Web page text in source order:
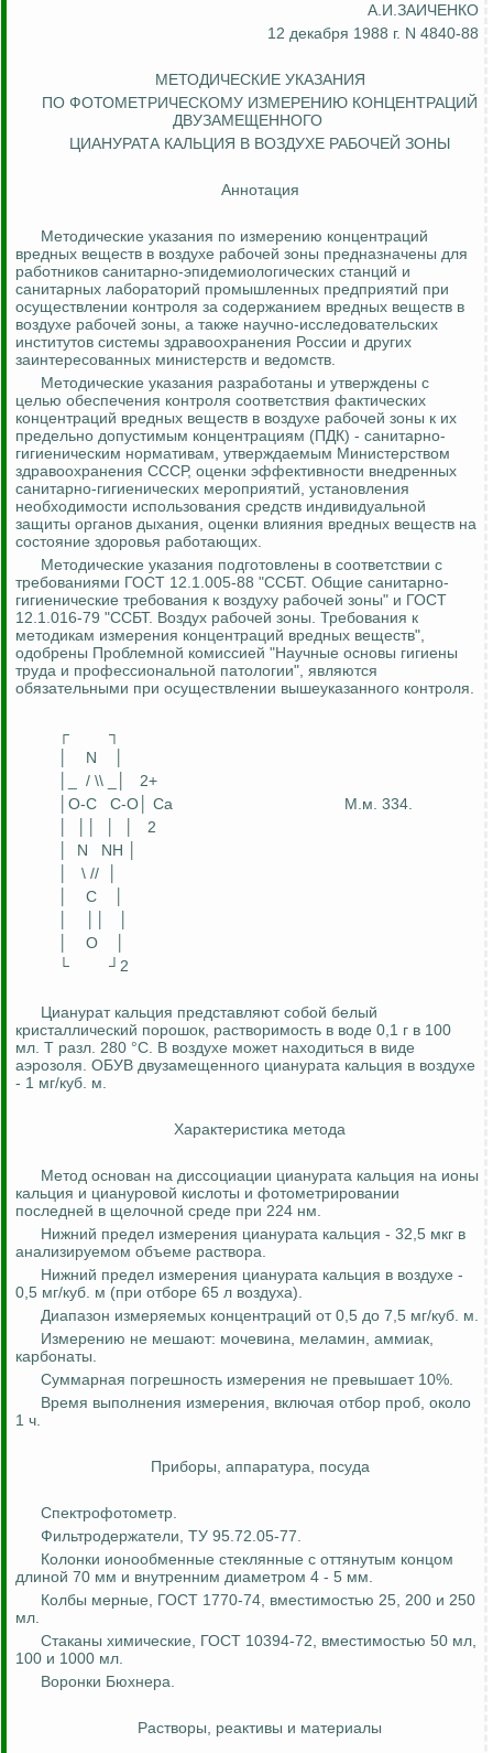
А.И.ЗАИЧЕНКО
12 декабря 1988 г. N 4840-88
МЕТОДИЧЕСКИЕ УКАЗАНИЯ
ПО ФОТОМЕТРИЧЕСКОМУ ИЗМЕРЕНИЮ КОНЦЕНТРАЦИЙ
ДВУЗАМЕЩЕННОГО
ЦИАНУРАТА КАЛЬЦИЯ В ВОЗДУХЕ РАБОЧЕЙ ЗОНЫ
Аннотация
Методические указания по измерению концентраций
вредных веществ в воздухе рабочей зоны предназначены для
работников санитарно-эпидемиологических станций и
санитарных лабораторий промышленных предприятий при
осуществлении контроля за содержанием вредных веществ в
воздухе рабочей зоны, а также научно-исследовательских
институтов системы здравоохранения России и других
заинтересованных министерств и ведомств.
Методические указания разработаны и утверждены с
целью обеспечения контроля соответствия фактических
концентраций вредных веществ в воздухе рабочей зоны к их
предельно допустимым концентрациям (ПДК) - санитарно-
гигиеническим нормативам, утверждаемым Министерством
здравоохранения СССР, оценки эффективности внедренных
санитарно-гигиенических мероприятий, установления
необходимости использования средств индивидуальной
защиты органов дыхания, оценки влияния вредных веществ на
состояние здоровья работающих.
Методические указания подготовлены в соответствии с
требованиями ГОСТ 12.1.005-88 "ССБТ. Общие санитарно-
гигиенические требования к воздуху рабочей зоны" и ГОСТ
12.1.016-79 "ССБТ. Воздух рабочей зоны. Требования к
методикам измерения концентраций вредных веществ",
одобрены Проблемной комиссией "Научные основы гигиены
труда и профессиональной патологии", являются
обязательными при осуществлении вышеуказанного контроля.
┌
┐
N
/ \\ _│
2+
│O-C
C-O│ Ca
М.м. 334.
2
N
NH │
\ //
C
O
└
┘2
Цианурат кальция представляют собой белый
кристаллический порошок, растворимость в воде 0,1 г в 100
мл. Т разл. 280 °С. В воздухе может находиться в виде
аэрозоля. ОБУВ двузамещенного цианурата кальция в воздухе
- 1 мг/куб. м.
Характеристика метода
Метод основан на диссоциации цианурата кальция на ионы
кальция и циануровой кислоты и фотометрировании
последней в щелочной среде при 224 нм.
Нижний предел измерения цианурата кальция - 32,5 мкг в
анализируемом объеме раствора.
Нижний предел измерения цианурата кальция в воздухе -
0,5 мг/куб. м (при отборе 65 л воздуха).
Диапазон измеряемых концентраций от 0,5 до 7,5 мг/куб. м.
Измерению не мешают: мочевина, меламин, аммиак,
карбонаты.
Суммарная погрешность измерения не превышает 10%.
Время выполнения измерения, включая отбор проб, около
1 ч.
Приборы, аппаратура, посуда
Спектрофотометр.
Фильтродержатели, ТУ 95.72.05-77.
Колонки ионообменные стеклянные с оттянутым концом
длиной 70 мм и внутренним диаметром 4 - 5 мм.
Колбы мерные, ГОСТ 1770-74, вместимостью 25, 200 и 250
мл.
Стаканы химические, ГОСТ 10394-72, вместимостью 50 мл,
100 и 1000 мл.
Воронки Бюхнера.
Растворы, реактивы и материалы